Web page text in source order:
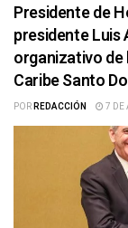
Presidente de
presidente
organizativo
Caribe Santo
PORREDACCIÓN 7 DE